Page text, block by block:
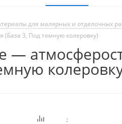
для малярных и отделочных
(База 3, Под темную колеровку)
—
: